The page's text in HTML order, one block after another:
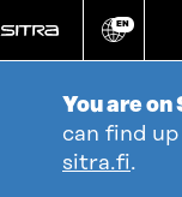
directly
to
Change
EN
You are
can find
sitra.fi.